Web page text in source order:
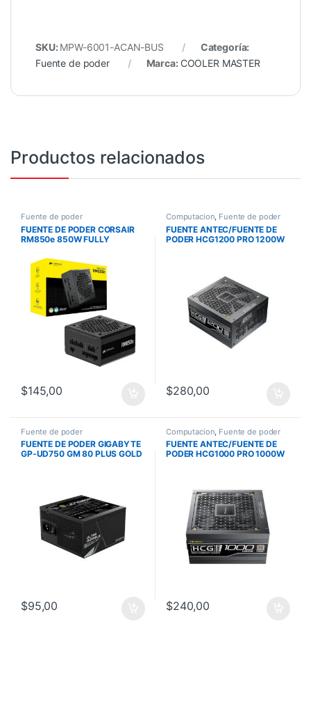
SKU: MPW-6001-ACAN-BUS
Categoría:
Fuente de poder
Marca: COOLER MASTER
Productos relacionados
Fuente de poder
FUENTE DE PODER CORSAIR
RM850e 850W FULLY
PCIe5.1 GOLD
$145,00
Computacion, Fuente de poder
FUENTE ANTEC/FUENTE DE
PODER HCG1200 PRO 1200W
$280,00
Fuente de poder
FUENTE DE PODER GIGABYTE
GP-UD750 GM 80 PLUS GOLD
$95,00
Computacion Fuente de poder
FUENTE ANTEC/FUENTE DE
PODER HCG1000 PRO 1000W
$240,00